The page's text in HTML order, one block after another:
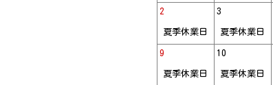
【時間割/3年2組 】
【時間割/4年1組 】
【時間割/4年3組 】
【時間割/4年2組 】
2 3
夏季休業日 夏季休業日
9 10
夏季休業日 夏季休業日